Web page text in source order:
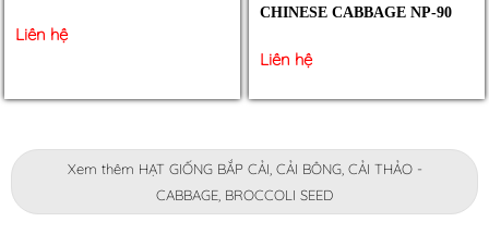
Liên hệ
CHINESE CABBAGE NP-90
Liên hệ
Xem thêm HẠT GIỐNG BẮP CẢI, CẢI BÔNG, CẢI THẢO -
CABBAGE, BROCCOLI SEED